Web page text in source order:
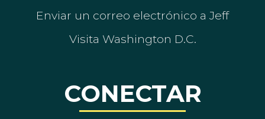
Enviar un correo electrónico a Jeff
Visita Washington D.C.
CONECTAR